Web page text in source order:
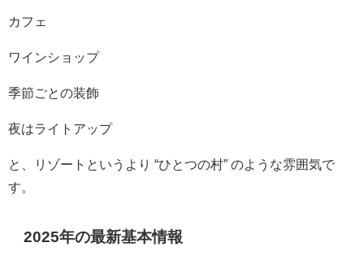
カフェ
ワインショップ
季節ごとの装飾
夜はライトアップ
と、リゾートというより “ひとつの村” のような雰囲気で
す。
2025年の最新基本情報